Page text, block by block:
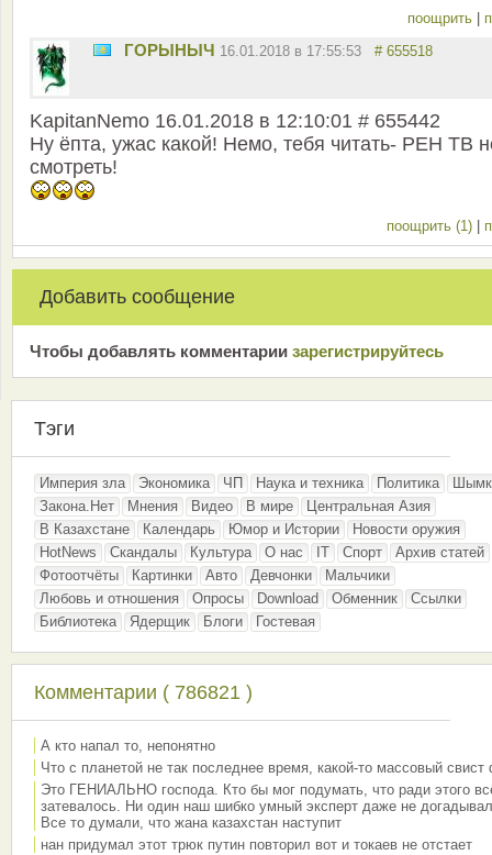
поощрить
ГОРЫНЫЧ 16.01.2018 в 17:55:53 # 655518
KapitanNemo 16.01.2018 в 12:10:01 # 655442
Ну ёпта, ужас какой! Немо, тебя читать- РЕН ТВ
смотреть!
поощрить (1)
Добавить сообщение
Чтобы добавлять комментарии зарeгиcтрирyйтeсь
Тэги
Империя зла Экономика ЧП Наука и техника Политика
Закона.Нет
Мнения Видео В мире
Центральная Азия
В Казахстане
Календарь Юмор и Истории
Новости оружия
HotNews
Скандалы Культура О нас IT Спорт
Архив статей
Фотоотчёты
Картинки Авто Девчонки
Мальчики
Любовь и отношения
Опросы Download Обменник
Ссылки
Библиотека
Ядерщик Блоги Гостевая
Комментарии ( 786821 )
А кто напал то, непонятно
Что с планетой не так последнее время, какой-то массовый свист
Это ГЕНИАЛЬНО господа. Кто бы мог подумать, что ради этого
затевалось. Ни один наш шибко умный эксперт даже не
Все то думали, что жана казахстан наступит
нан придумал этот трюк путин повторил вот и токаев не отстает